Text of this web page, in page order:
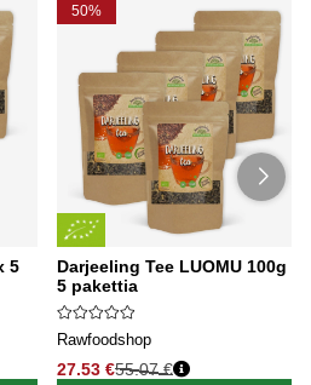
5
50%
Darjeeling Tee LUOMU 100g x
5 pakettia
Rawfoodshop
27.53 €55.07 €